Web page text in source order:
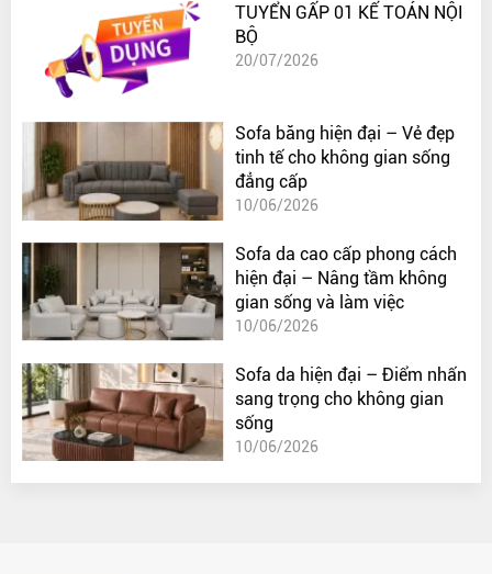
TUYỂN GẤP 01 KẾ TOÁN NỘI
BỘ
20/07/2026
Sofa băng hiện đại – Vẻ đẹp
tinh tế cho không gian sống
đẳng cấp
10/06/2026
Sofa da cao cấp phong cách
hiện đại – Nâng tầm không
gian sống và làm việc
10/06/2026
Sofa da hiện đại – Điểm nhấn
sang trọng cho không gian
sống
10/06/2026